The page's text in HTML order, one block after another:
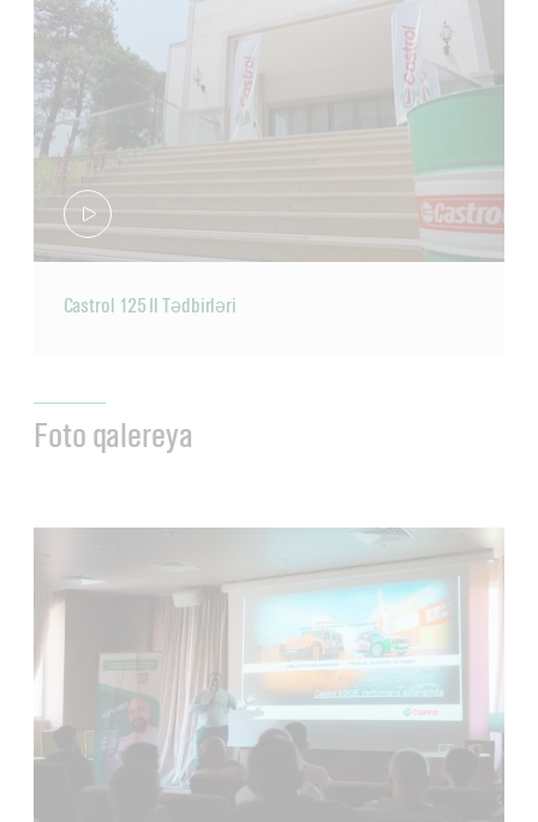
Castrol 125 Il Tədbirləri
Foto qalereya